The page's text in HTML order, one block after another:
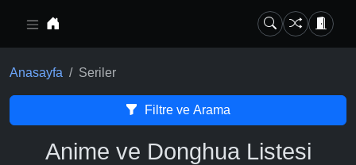
Anasayfa Seriler
Filtre ve Arama
Anime ve Donghua Listesi